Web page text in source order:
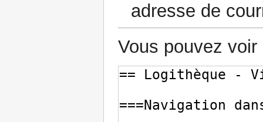
adresse de
Vous pouvez